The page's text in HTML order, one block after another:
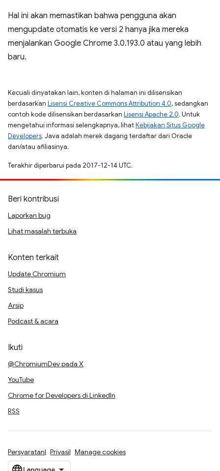
Hal ini akan memastikan bahwa pengguna akan
mengupdate otomatis ke versi 2 hanya jika mereka
menjalankan Google Chrome 3.0.193.0 atau yang lebih
baru.
Kecuali dinyatakan lain, konten di halaman ini dilisensikan
berdasarkan Lisensi Creative Commons Attribution 4.0, sedangkan
contoh kode dilisensikan berdasarkan Lisensi Apache 2.0. Untuk
mengetahui informasi selengkapnya, lihatKebijakan Situs Google
Developers. Java adalah merek dagang terdaftar dari Oracle
dan/atau afiliasinya.
Terakhir diperbarui pada 2017-12-14 UTC.
Beri kontribusi
Laporkan bug
Lihat masalah terbuka
Konten terkait
Update Chromium
Studi kasus
Arsip
Podcast & acara
Ikuti
@ChromiumDev pada X
YouTube
Chrome for Developers di LinkedIn
RSS
Persyaratan Privasi Manage cookies